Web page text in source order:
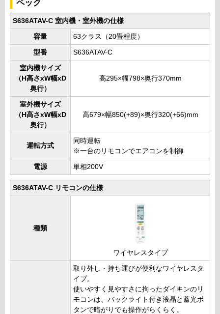
ペック
S636ATAV-C 室内機・室外機の仕様
容量 63クラス（20畳程度）
型番 S636ATAV-C
室内機サイズ
（H高さxW幅xD
奥行）
高295×幅798×奥行370mm
室外機サイズ
（H高さxW幅xD
奥行）
高679×幅850(+89)×奥行320(+66)mm
運転方式
同時運転
※一台のリモコンでエアコンを制御
電源 単相200V
S636ATAV-C リモコンの仕様
種類
ワイヤレスタイプ
取り外し・持ち運びが便利なワイヤレスタ
イプ。
使いやすく見やすさに拘ったダイキンのリ
モコンは、バックライト付き液晶と蓄光ボ
タンで暗がりでも操作がらくらく。